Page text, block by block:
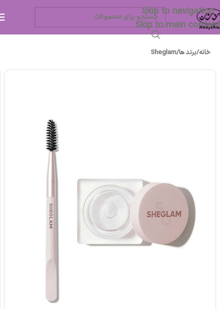
Skip to navigation
Skip to main content
خانه/برند ها/
Sheglam